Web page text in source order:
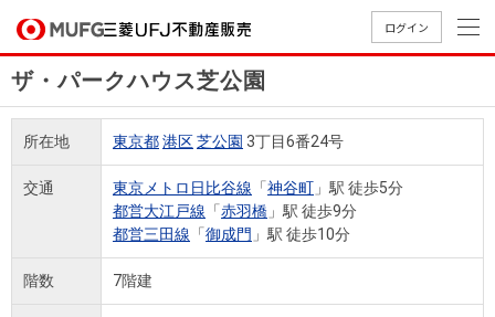
ログイン
買いたいTOP
売りたいTOP
店舗案内TOP
会社情報TOP
採用情報TOP
買いたい
売りたい
会社情報
ザ・パークハウス芝公園
所在地 東京都港区芝公園 3丁目6番24号
交通 東京メトロ日比谷線 「神谷町 」駅 徒歩5分
都営大江戸線 「赤羽橋 」駅 徒歩9分
都営三田線 「御成門 」駅 徒歩10分
階数 7階建